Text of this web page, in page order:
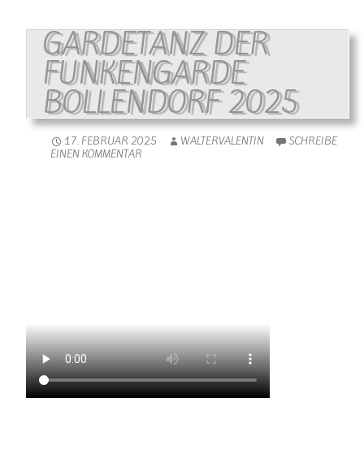
GARDETANZ DER
FUNKENGARDE
BOLLENDORF 2025
17. FEBRUAR 2025 WALTERVALENTIN
SCHREIBE
EINEN KOMMENTAR